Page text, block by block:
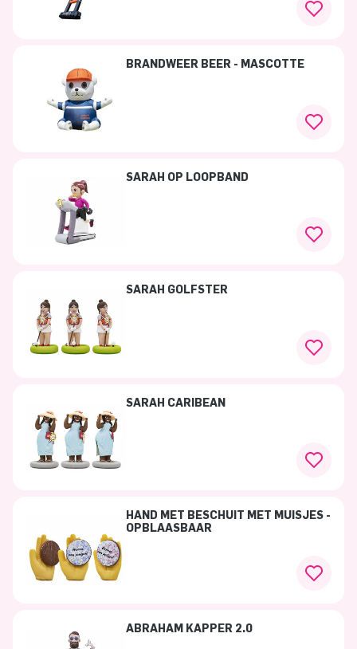
BRANDWEER BEER - MASCOTTE
SARAH OP LOOPBAND
SARAH GOLFSTER
SARAH CARIBEAN
HAND MET BESCHUIT MET MUISJES -
OPBLAASBAAR
ABRAHAM KAPPER 2.0